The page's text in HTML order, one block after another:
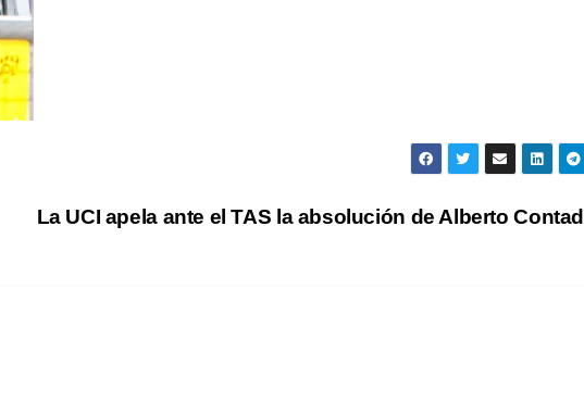
La UCI apela ante el TAS la absolución de Alberto